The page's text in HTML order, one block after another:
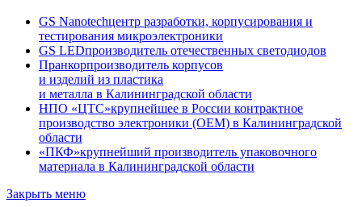
GS Nanotechцентр разработки, корпусирования и
тестирования микроэлектроники
GS LEDпроизводитель отечественных светодиодов
Пранкорпроизводитель корпусов
и изделий из пластика
и металла в Калининградской области
НПО «ЦТС»крупнейшее в России контрактное
производство электроники (OEM) в Калининградской
области
«ПКФ»крупнейший производитель упаковочного
материала в Калининградской области
Закрыть меню